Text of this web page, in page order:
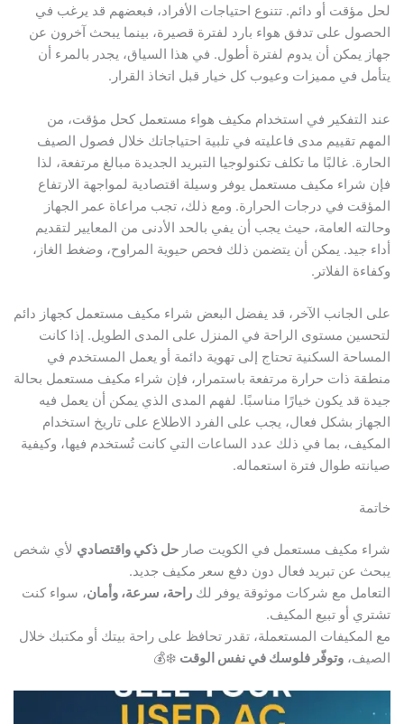
لحل مؤقت أو دائم. تتنوع احتياجات الأفراد، فبعضهم قد يرغب في
الحصول على تدفق هواء بارد لفترة قصيرة، بينما يبحث آخرون عن
جهاز يمكن أن يدوم لفترة أطول. في هذا السياق، يجدر بالمرء أن
يتأمل في مميزات وعيوب كل خيار قبل اتخاذ القرار.
عند التفكير في استخدام مكيف هواء مستعمل كحل مؤقت، من
المهم تقييم مدى فاعليته في تلبية احتياجاتك خلال فصول الصيف
الحارة. غالبًا ما تكلف تكنولوجيا التبريد الجديدة مبالغ مرتفعة، لذا
فإن شراء مكيف مستعمل يوفر وسيلة اقتصادية لمواجهة الارتفاع
المؤقت في درجات الحرارة. ومع ذلك، تجب مراعاة عمر الجهاز
وحالته العامة، حيث يجب أن يفي بالحد الأدنى من المعايير لتقديم
أداء جيد. يمكن أن يتضمن ذلك فحص حيوية المراوح، وضغط الغاز،
وكفاءة الفلاتر.
على الجانب الآخر، قد يفضل البعض شراء مكيف مستعمل كجهاز دائم
لتحسين مستوى الراحة في المنزل على المدى الطويل. إذا كانت
المساحة السكنية تحتاج إلى تهوية دائمة أو يعمل المستخدم في
منطقة ذات حرارة مرتفعة باستمرار، فإن شراء مكيف مستعمل بحالة
جيدة قد يكون خيارًا مناسبًا. لفهم المدى الذي يمكن أن يعمل فيه
الجهاز بشكل فعال، يجب على الفرد الاطلاع على تاريخ استخدام
المكيف، بما في ذلك عدد الساعات التي كانت تُستخدم فيها، وكيفية
صيانته طوال فترة استعماله.
خاتمة
شراء مكيف مستعمل في الكويت صار حل ذكي واقتصادي لأي شخص
يبحث عن تبريد فعال دون دفع سعر مكيف جديد.
التعامل مع شركات موثوقة يوفر لك راحة، سرعة، وأمان، سواء كنت
تشتري أو تبيع المكيف.
مع المكيفات المستعملة، تقدر تحافظ على راحة بيتك أو مكتبك خلال
الصيف، وتوفّر فلوسك في نفس الوقت ❄️💰